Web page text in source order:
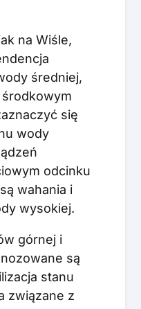
na Wiśle,
średniej,
się
wody
odcinku
wahania i
wysokiej.
górnej i
są
stanu
związane z